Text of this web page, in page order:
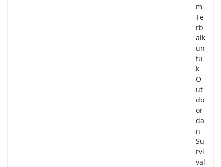
m
Te
rb
aik
un
tu
k
O
ut
do
or
da
n
Su
rvi
val